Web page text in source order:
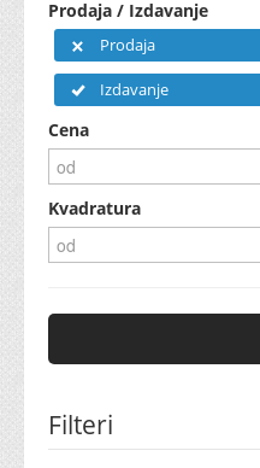
Prodaja / Izdavanje
Prodaja
Izdavanje
Cena
Kvadratura
Filteri